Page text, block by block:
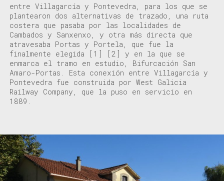
entre Villagarcía y Pontevedra , para los que se
plantearon dos alternativas de trazado, una ruta
costera que pasaba por las localidades de
Cambados y Sanxenxo, y otra más directa que
atravesaba Portas y Portela , que fue la
finalmente elegida
[1] [2]
y en la que se
enmarca el tramo en estudio,
Bifurcación San
Amaro-Portas.
Esta conexión entreVillagarcía y
Pontevedra fue construida por West Galicia
Railway Company, que la puso en servicio en
1889.